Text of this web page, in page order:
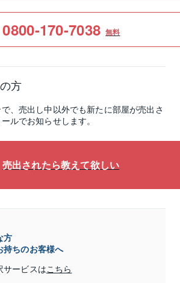
0800-170-7038 無料
方
、売出し中以外でも新たに部屋が売出さ
ルでお知らせします。
売出されたら教えて欲しい
方
持ちのお客様へ
サービスはこちら